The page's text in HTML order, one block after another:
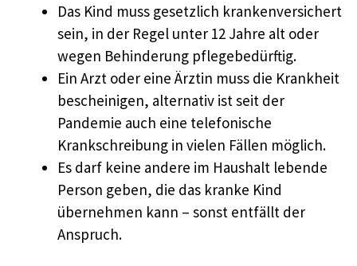
Das Kind muss gesetzlich krankenversichert
sein, in der Regel unter 12 Jahre alt oder
wegen Behinderung pflegebedürftig.​
Ein Arzt oder eine Ärztin muss die Krankheit
bescheinigen, alternativ ist seit der
Pandemie auch eine telefonische
Krankschreibung in vielen Fällen möglich.​
Es darf keine andere im Haushalt lebende
Person geben, die das kranke Kind
übernehmen kann – sonst entfällt der
Anspruch.​